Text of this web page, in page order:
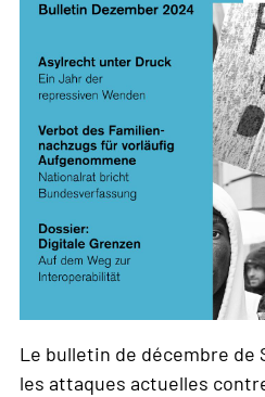
Le bulletin de décembre de
les attaques actuelles